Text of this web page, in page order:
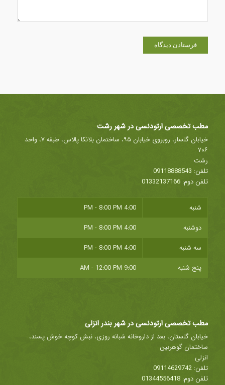
مطب تخصصی ارتودنسی در شهر رشت
خیابان گلسار، روبروی خیابان ۹۵، ساختمان بلانکا پالاس، طبقه ۷، واحد
۷۰۶
رشت
تلفن: 09118888543
تلفن دوم: 01332137166
شنبه
4:00 PM - 8:00 PM
دوشنبه
4:00 PM - 8:00 PM
سه شنبه
4:00 PM - 8:00 PM
پنج شنبه
9:00 AM - 12:00 PM
مطب تخصصی ارتودنسی در شهر بندر انزلی
خیابان گلستان، بعد از داروخانه شبانه روزی، نبش کوچه خوش پسند،
ساختمان گوهربین
انزلی
تلفن: 09114629742
تلفن دوم: 01344556418